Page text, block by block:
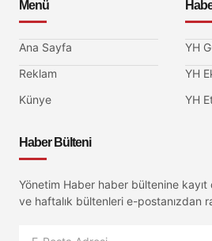
Menü
Ana Sayfa
Reklam
Künye
YH
YH
YH
Haber Bülteni
Yönetim Haber haber bültenine kayıt
ve haftalık bültenleri e-postanızdan